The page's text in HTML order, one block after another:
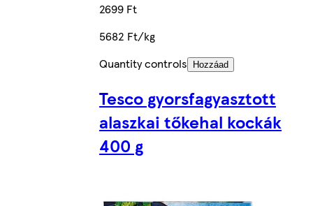
2699 Ft
5682 Ft/kg
Quantity controls
Hozzáad
Tesco gyorsfagyasztott
alaszkai tőkehal kockák
400 g